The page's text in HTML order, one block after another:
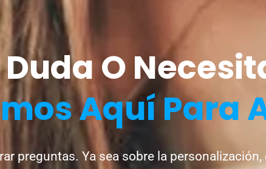
O
Aquí Para
preguntas. Ya sea sobre la